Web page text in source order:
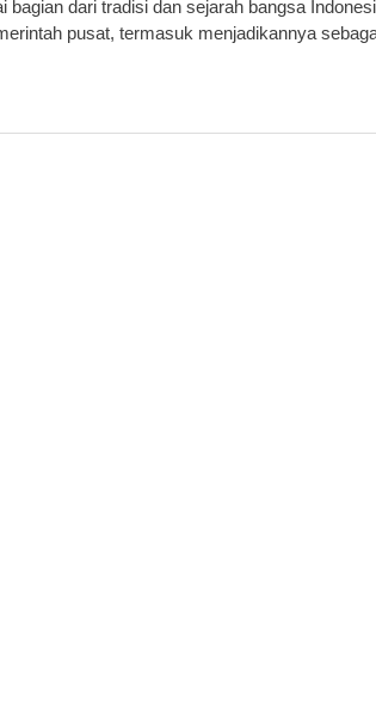
dari tradisi dan sejarah bangsa
pusat, termasuk menjadikannya